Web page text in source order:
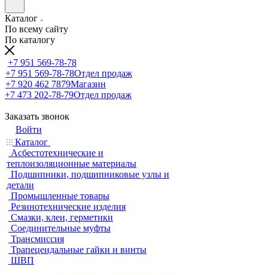
Каталог
По всему сайту
По каталогу
+7 951 569-78-78
+7 951 569-78-78Отдел продаж
+7 920 462 7879Магазин
+7 473 202-78-79Отдел продаж
Заказать звонок
Войти
Каталог
Асбестотехнические и
теплоизоляционные материалы
Подшипники, подшипниковые узлы и
детали
Промышленные товары
Резинотехнические изделия
Смазки, клеи, герметики
Соединительные муфты
Трансмиссия
Трапецеидальные гайки и винты
ШВП